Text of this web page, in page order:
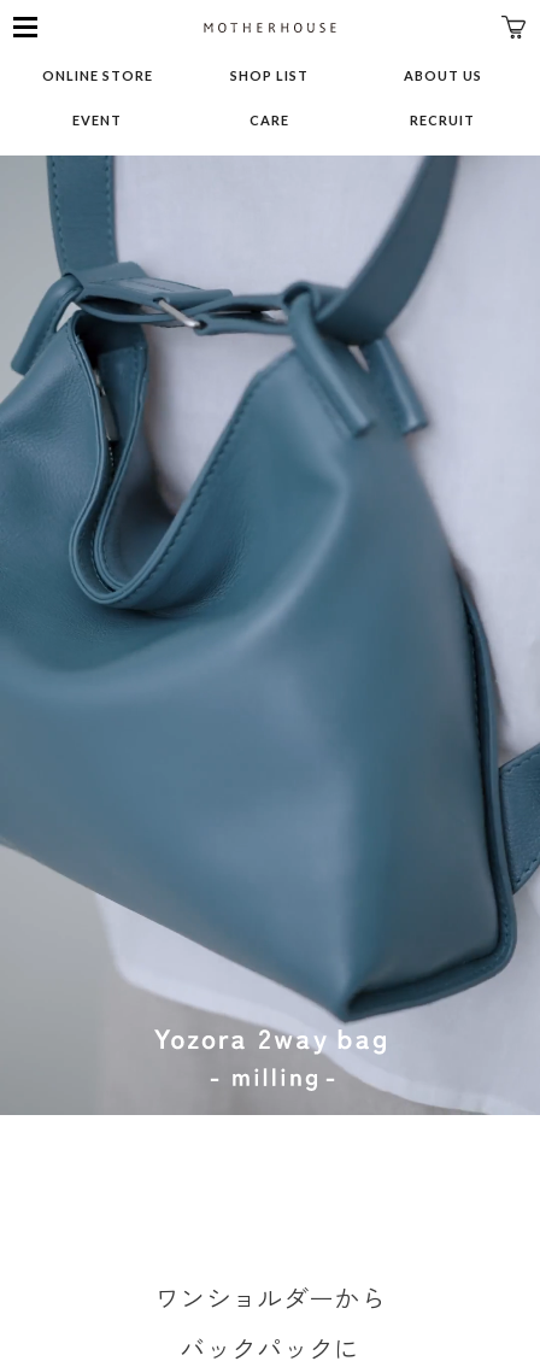
MOTHERHOUSE
MENUONLINE STORE SHOP LIST ABOUT US
EVENT CARE RECRUIT
ワンショルダーから
バックパックに